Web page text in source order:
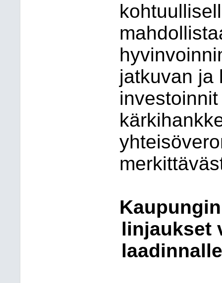
jatkuvan ja
linjaukset